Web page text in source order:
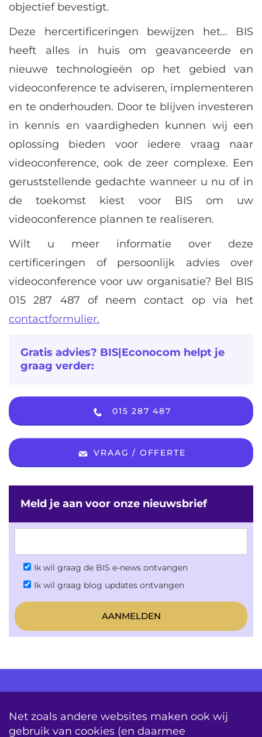
objectief bevestigt.
Deze hercertificeringen bewijzen het… BIS
heeft alles in huis om geavanceerde en
nieuwe technologieën op het gebied van
videoconference te adviseren, implementeren
en te onderhouden. Door te blijven investeren
in kennis en vaardigheden kunnen wij een
oplossing bieden voor iedere vraag naar
videoconference, ook de zeer complexe. Een
geruststellende gedachte wanneer u nu of in
de toekomst kiest voor BIS om uw
videoconference plannen te realiseren.
Wilt u meer informatie over deze
certificeringen of persoonlijk advies over
videoconference voor uw organisatie? Bel BIS
015 287 487 of neem contact op via het
contactformulier.
Gratis advies? BIS|Econocom helpt je
graag verder:
015 287 487
VRAAG / OFFERTE
Meld je aan voor onze nieuwsbrief
Ik wil graag de BIS e-news ontvangen
Ik wil graag blog updates ontvangen
AV Consultancy Opleiding
Detachering
Net zoals andere websites maken ook wij
gebruik van cookies (en daarmee